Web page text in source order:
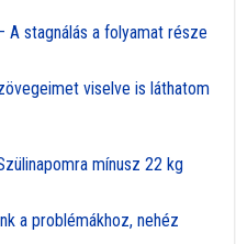
A stagnálás a folyamat része
viselve is láthatom
mínusz 22 kg
a problémákhoz, nehéz